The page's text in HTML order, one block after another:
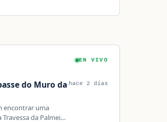
EN VIVO
do Muro da
encontrar uma
da Palmei…
hace 2 días